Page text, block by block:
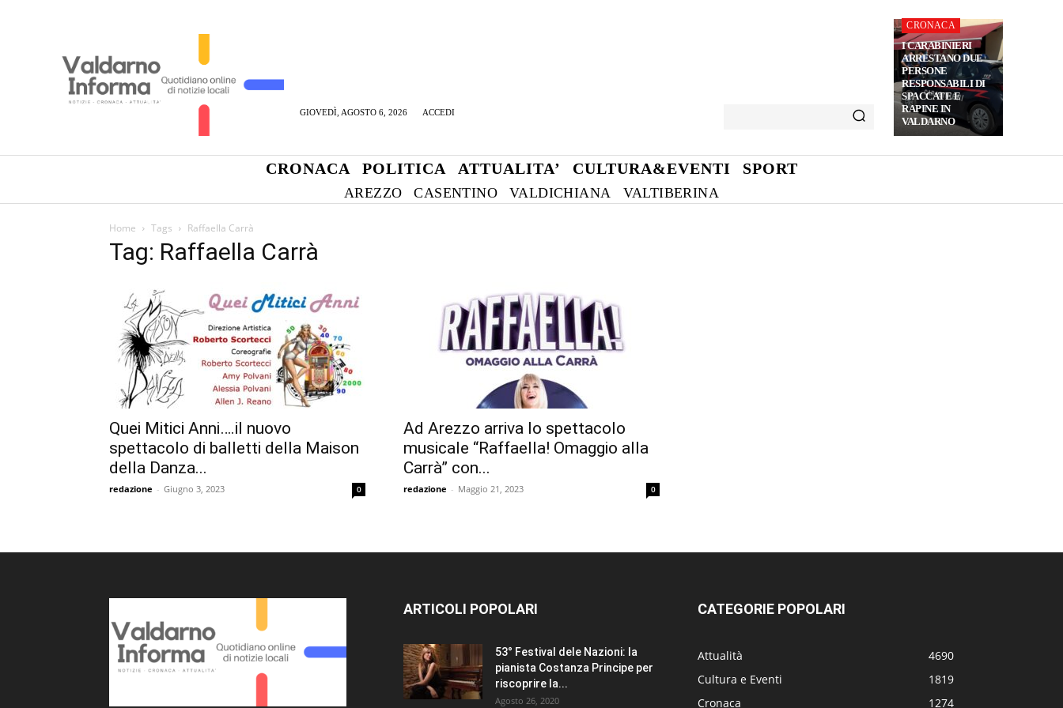
GIOVEDÌ, AGOSTO 6, 2026 ACCEDI
CRONACA
I CARABINIERI
ARRESTANO DUE
PERSONE
RESPONSABILI DI
SPACCATE E
RAPINE IN
VALDARNO
CRONACA POLITICA ATTUALITA’ CULTURA&EVENTI SPORT
AREZZO CASENTINO VALDICHIANA VALTIBERINA
Home Tags Raffaella Carrà
Tag: Raffaella Carrà
Quei Mitici Anni….il nuovo
spettacolo di balletti della Maison
della Danza...
redazione - Giugno 3, 2023 0
Ad Arezzo arriva lo spettacolo
musicale “Raffaella! Omaggio alla
Carrà” con...
redazione - Maggio 21, 2023 0
ARTICOLI POPOLARI
53° Festival dele Nazioni: la
pianista Costanza Principe per
riscoprire la...
Agosto 26, 2020
CATEGORIE POPOLARI
Attualità
4690
Cultura e Eventi
1819
Cronaca
1274